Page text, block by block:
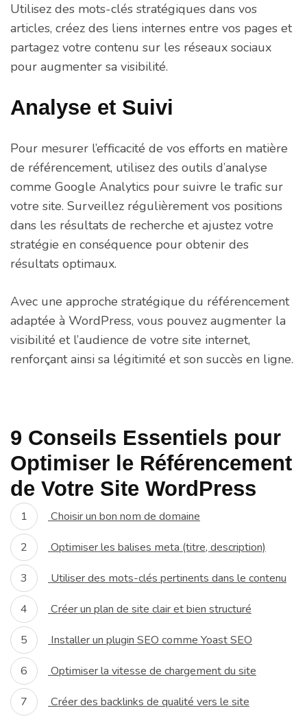
Utilisez des mots-clés stratégiques dans vos
articles, créez des liens internes entre vos pages et
partagez votre contenu sur les réseaux sociaux
pour augmenter sa visibilité.
Analyse et Suivi
Pour mesurer l’efficacité de vos efforts en matière
de référencement, utilisez des outils d’analyse
comme Google Analytics pour suivre le trafic sur
votre site. Surveillez régulièrement vos positions
dans les résultats de recherche et ajustez votre
stratégie en conséquence pour obtenir des
résultats optimaux.
Avec une approche stratégique du référencement
adaptée à WordPress, vous pouvez augmenter la
visibilité et l’audience de votre site internet,
renforçant ainsi sa légitimité et son succès en ligne.
9 Conseils Essentiels pour
Optimiser le Référencement
de Votre Site WordPress
Choisir un bon nom de domaine
Optimiser les balises meta (titre, description)
Utiliser des mots-clés pertinents dans le contenu
Créer un plan de site clair et bien structuré
Installer un plugin SEO comme Yoast SEO
Optimiser la vitesse de chargement du site
Créer des backlinks de qualité vers le site